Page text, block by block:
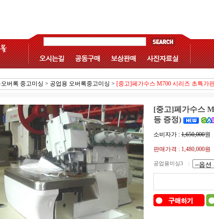
버록 중고미싱 > 공업용 오버록중고미싱 > [중고]페가수스 M700 시리즈 초특가
[중고]페가수스
등 증정)
소비자가 : 1,650,000원
판매가격 : 1,480,000원
공업용미싱3 :